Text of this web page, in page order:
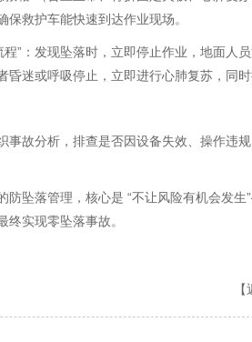
保救护车能快速到达作业现场。
”：发现坠落时，立即停止作业，地面
昏迷或呼吸停止，立即进行心肺复苏，同时
事故分析，排查是否因设备失效、操作违
防坠落管理，核心是 “不让风险有机会发
终实现零坠落事故。
【